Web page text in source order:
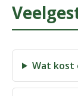
Wat kost